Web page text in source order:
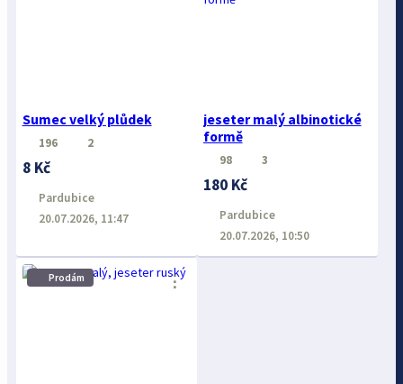
Sumec velký plůdek
196 2
8 Kč
Pardubice
20.07.2026, 11:47
jeseter malý albinotické
formě
98 3
180 Kč
Pardubice
20.07.2026, 10:50
Prodám ⋮